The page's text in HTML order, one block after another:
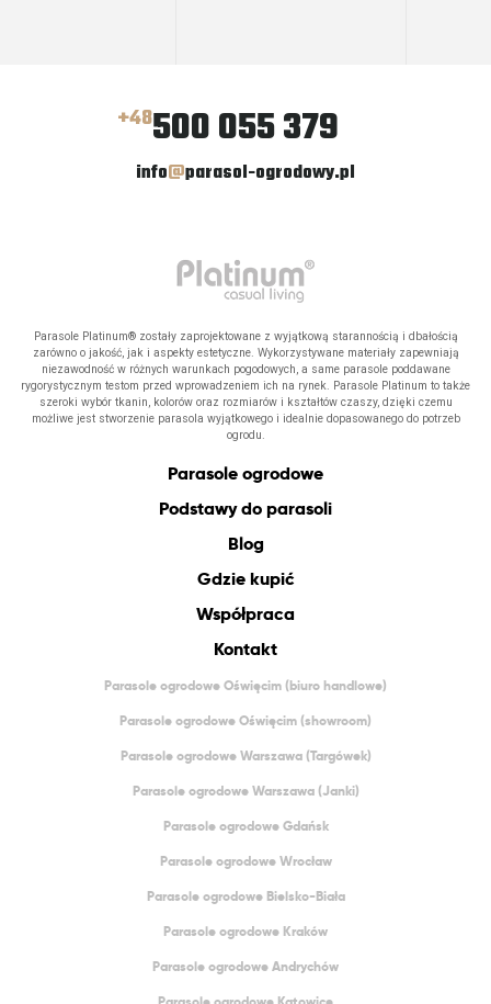
+48500 055 379
info@parasol-ogrodowy.pl
Parasole Platinum® zostały zaprojektowane z wyjątkową starannością i dbałością
zarówno o jakość, jak i aspekty estetyczne. Wykorzystywane materiały zapewniają
niezawodność w różnych warunkach pogodowych, a same parasole poddawane
rygorystycznym testom przed wprowadzeniem ich na rynek. Parasole Platinum to także
szeroki wybór tkanin, kolorów oraz rozmiarów i kształtów czaszy, dzięki czemu
możliwe jest stworzenie parasola wyjątkowego i idealnie dopasowanego do potrzeb
ogrodu.
Parasole ogrodowe
Podstawy do parasoli
Blog
Gdzie kupić
Współpraca
Kontakt
Parasole ogrodowe Oświęcim (biuro handlowe)
Parasole ogrodowe Oświęcim (showroom)
Parasole ogrodowe Warszawa (Targówek)
Parasole ogrodowe Warszawa (Janki)
Parasole ogrodowe Gdańsk
Parasole ogrodowe Wrocław
Parasole ogrodowe Bielsko-Biała
Parasole ogrodowe Kraków
Parasole ogrodowe Andrychów